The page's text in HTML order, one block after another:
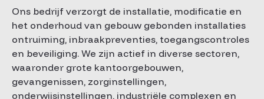
Ons bedrijf verzorgt de installatie, modificatie en
het onderhoud van gebouw gebonden installaties
ontruiming, inbraakpreventies, toegangscontroles
en beveiliging. We zijn actief in diverse sectoren,
waaronder grote kantoorgebouwen,
gevangenissen, zorginstellingen,
onderwijsinstellingen, industriële complexen en